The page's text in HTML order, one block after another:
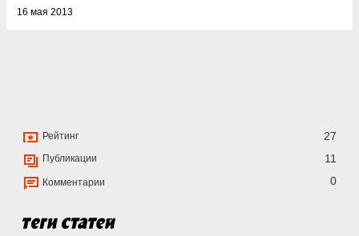
16 мая 2013
Рейтинг 27
Публикации 11
Комментарии 0